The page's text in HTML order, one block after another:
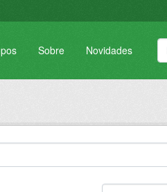
Sobre Novidades